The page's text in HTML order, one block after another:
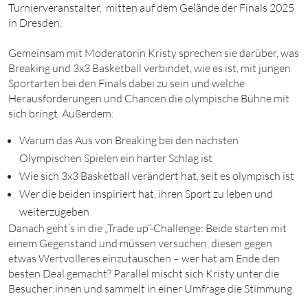
Turnierveranstalter, mitten auf dem Gelände der Finals 2025
in Dresden.
Gemeinsam mit Moderatorin Kristy sprechen sie darüber, was
Breaking und 3x3 Basketball verbindet, wie es ist, mit jungen
Sportarten bei den Finals dabei zu sein und welche
Herausforderungen und Chancen die olympische Bühne mit
sich bringt. Außerdem:
Warum das Aus von Breaking bei den nächsten
Olympischen Spielen ein harter Schlag ist
Wie sich 3x3 Basketball verändert hat, seit es olympisch ist
Wer die beiden inspiriert hat, ihren Sport zu leben und
weiterzugeben
Danach geht’s in die „Trade up“-Challenge: Beide starten mit
einem Gegenstand und müssen versuchen, diesen gegen
etwas Wertvolleres einzutauschen – wer hat am Ende den
besten Deal gemacht? Parallel mischt sich Kristy unter die
Besucher:innen und sammelt in einer Umfrage die Stimmung